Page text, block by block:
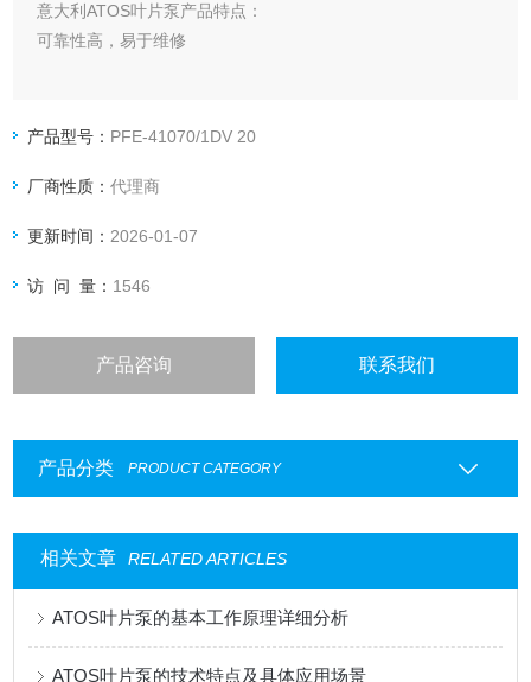
意大利ATOS叶片泵产品特点：
可靠性高，易于维修
产品型号： PFE-41070/1DV 20
厂商性质：代理商
更新时间： 2026-01-07
访 问 量： 1546
产品咨询 联系我们
产品分类 PRODUCT CATEGORY
相关文章 RELATED ARTICLES
ATOS叶片泵的基本工作原理详细分析
ATOS叶片泵的技术特点及具体应用场景